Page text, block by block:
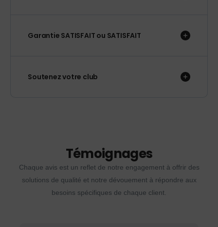
Garantie SATISFAIT ou SATISFAIT
Soutenez votre club
Témoignages
Chaque avis est un reflet de notre engagement à offrir des
solutions de qualité et notre dévouement à répondre aux
besoins spécifiques de chaque client.